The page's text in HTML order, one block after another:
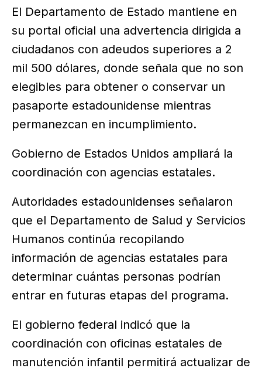
El Departamento de Estado mantiene en
su portal oficial una advertencia dirigida a
ciudadanos con adeudos superiores a 2
mil 500 dólares, donde señala que no son
elegibles para obtener o conservar un
pasaporte estadounidense mientras
permanezcan en incumplimiento.
Gobierno de Estados Unidos ampliará la
coordinación con agencias estatales.
Autoridades estadounidenses señalaron
que el Departamento de Salud y Servicios
Humanos continúa recopilando
información de agencias estatales para
determinar cuántas personas podrían
entrar en futuras etapas del programa.
El gobierno federal indicó que la
coordinación con oficinas estatales de
manutención infantil permitirá actualizar de